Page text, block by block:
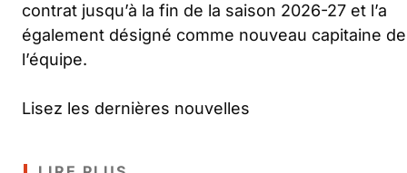
contrat jusqu’à la fin de la saison 2026-27 et l’a
également désigné comme nouveau capitaine de
l’équipe.
Lisez les dernières nouvelles